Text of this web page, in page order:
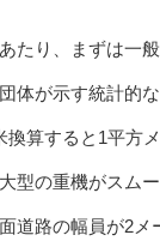
たり、まずは一
体が示す統計的
換算すると1平方
型の重機がスム
道路の幅員が2